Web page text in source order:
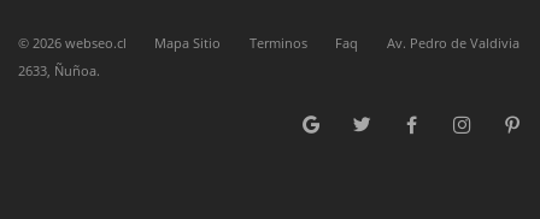
© 2026 webseo.cl Mapa Sitio Terminos Faq
Av. Pedro de Valdivia
2633, Ñuñoa.